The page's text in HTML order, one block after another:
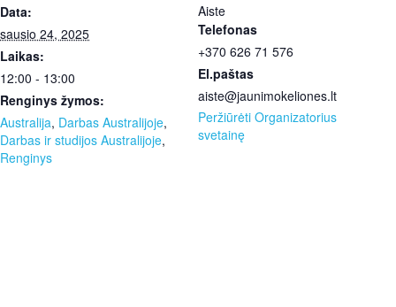
Data:
sausio 24, 2025
Laikas:
12:00 - 13:00
Renginys žymos:
Australija, Darbas Australijoje,
Darbas ir studijos Australijoje,
Renginys
Aiste
Telefonas
+370 626 71 576
El.paštas
aiste@jaunimokeliones.lt
Peržiūrėti Organizatorius
svetainę